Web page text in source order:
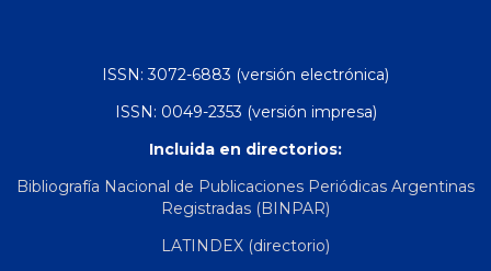
ISSN: 3072-6883 (versión electrónica)
ISSN: 0049-2353 (versión impresa)
Incluida en directorios:
Bibliografía Nacional de Publicaciones Periódicas Argentinas
Registradas (BINPAR)
LATINDEX (directorio)